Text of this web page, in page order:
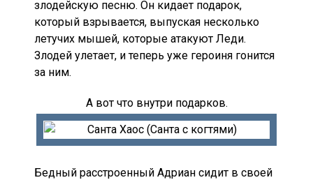
злодейскую песню. Он кидает подарок,
который взрывается, выпуская несколько
летучих мышей, которые атакуют Леди.
Злодей улетает, и теперь уже героиня гонится
за ним.
А вот что внутри подарков.
Бедный расстроенный Адриан сидит в своей